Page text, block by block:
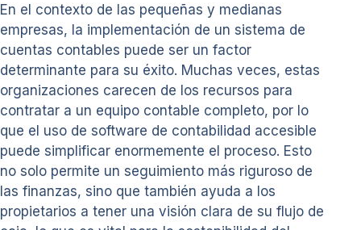
En el contexto de las pequeñas y medianas
empresas, la implementación de un sistema de
cuentas contables puede ser un factor
determinante para su éxito. Muchas veces, estas
organizaciones carecen de los recursos para
contratar a un equipo contable completo, por lo
que el uso de software de contabilidad accesible
puede simplificar enormemente el proceso. Esto
no solo permite un seguimiento más riguroso de
las finanzas, sino que también ayuda a los
propietarios a tener una visión clara de su flujo de